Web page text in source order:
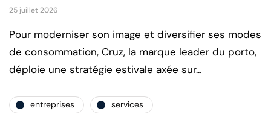
25 juillet 2026
Pour moderniser son image et diversifier ses modes
de consommation, Cruz, la marque leader du porto,
déploie une stratégie estivale axée sur…
entreprises services